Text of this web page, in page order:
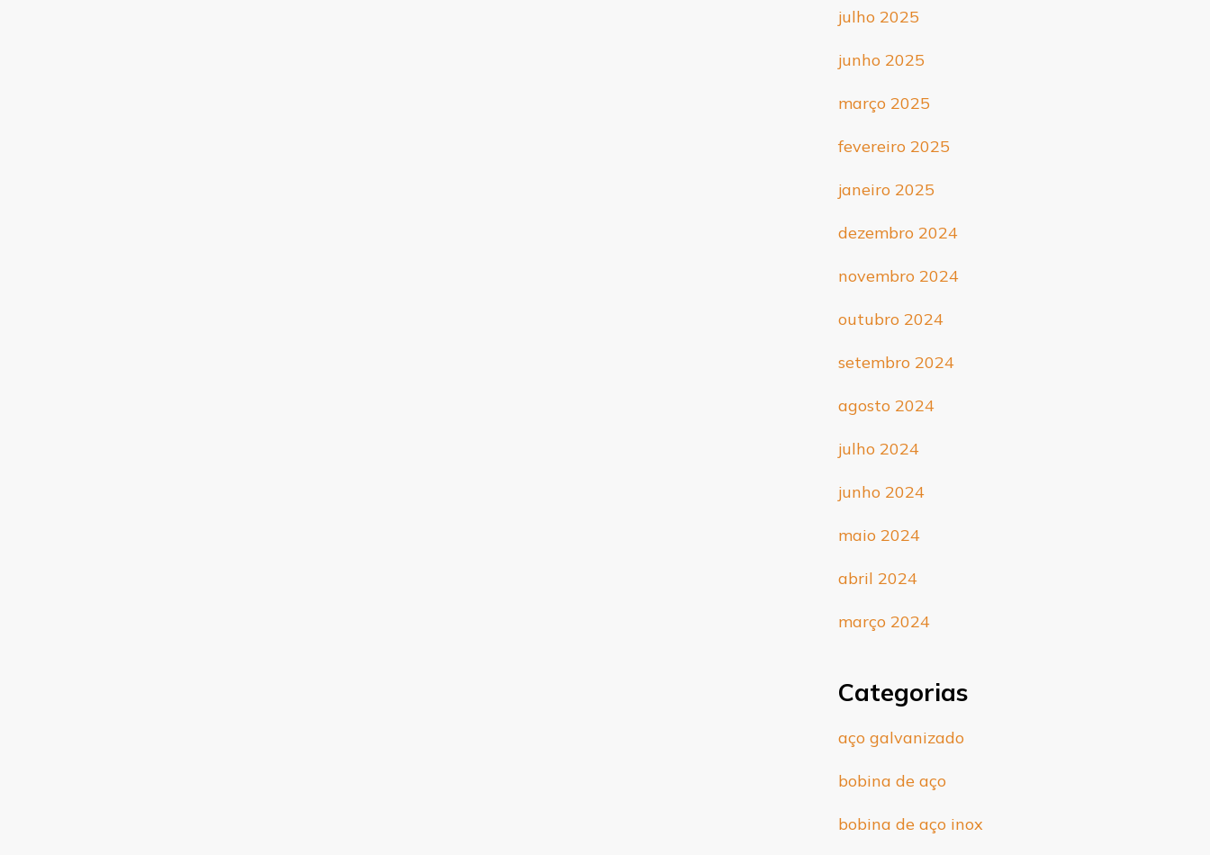
julho 2025
junho 2025
março 2025
fevereiro 2025
janeiro 2025
dezembro 2024
novembro 2024
outubro 2024
setembro 2024
agosto 2024
julho 2024
junho 2024
maio 2024
abril 2024
março 2024
Categorias
aço galvanizado
bobina de aço
bobina de aço inox